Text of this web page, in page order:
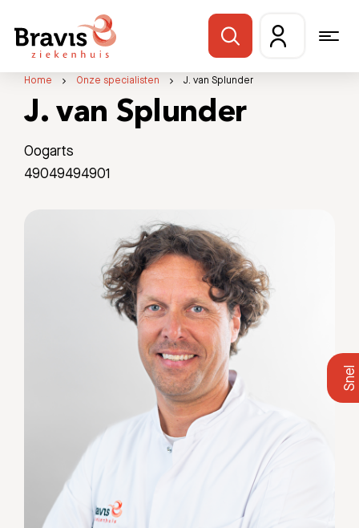
Home Onze specialisten J. van Splunder
J. van Splunder
Oogarts
49049494901